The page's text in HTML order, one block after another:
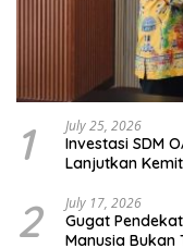
1 July 25, 2026
Investasi SDM
Lanjutkan
2 July 17, 2026
Gugat
Manusia Bukan